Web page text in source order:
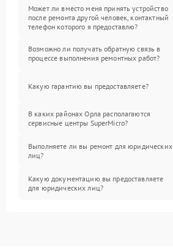
Может ли вместо меня принять устройство
после ремонта другой человек, контактный
телефон которого я предоставлю?
Возможно ли получать обратную связь в
процессе выполнения ремонтных работ?
Какую гарантию вы предоставляете?
В каких районах Орла располагаются
сервисные центры SuperMicro?
Выполняете ли вы ремонт для юридических
лиц?
Какую документацию вы предоставляете
для юридических лиц?